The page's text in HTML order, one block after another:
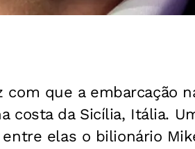
que a embarcação
costa da Sicília, Itália.
elas o bilionário